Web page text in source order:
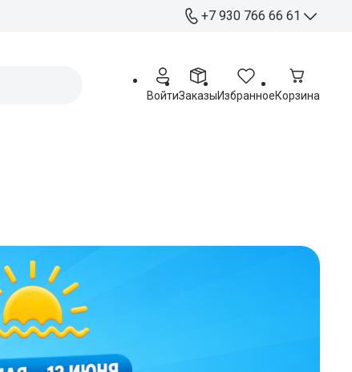
+7 930 766 66 61
Отдел продаж
+ 7 920 263 76 54
центр:
ВойтиЗаказыИзбранноеКорзина